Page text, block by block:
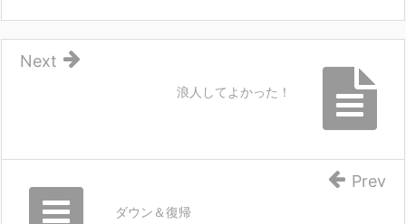
浪人してよかった！
Next
ダウン＆復帰
Prev